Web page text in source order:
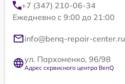
+7 (347) 210-06-34
Ежедневно с 9:00 до 21:00
info@benq-repair-center.ru
ул. Пархоменко, 96/98
Адрес сервисного центра BenQ